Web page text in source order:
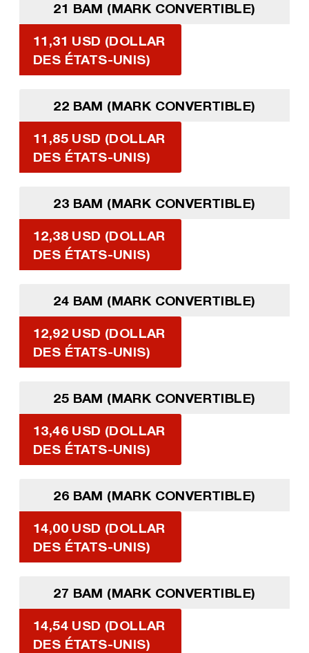
21 BAM (MARK CONVERTIBLE)
11,31 USD (DOLLAR
DES ÉTATS-UNIS)
22 BAM (MARK CONVERTIBLE)
11,85 USD (DOLLAR
DES ÉTATS-UNIS)
23 BAM (MARK CONVERTIBLE)
12,38 USD (DOLLAR
DES ÉTATS-UNIS)
24 BAM (MARK CONVERTIBLE)
12,92 USD (DOLLAR
DES ÉTATS-UNIS)
25 BAM (MARK CONVERTIBLE)
13,46 USD (DOLLAR
DES ÉTATS-UNIS)
26 BAM (MARK CONVERTIBLE)
14,00 USD (DOLLAR
DES ÉTATS-UNIS)
27 BAM (MARK CONVERTIBLE)
14,54 USD (DOLLAR
DES ÉTATS-UNIS)